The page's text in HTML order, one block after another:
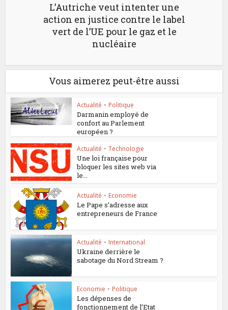
L’Autriche veut intenter une
action en justice contre le label
vert de l’UE pour le gaz et le
nucléaire
Vous aimerez peut-être aussi
Actualité • Politique
Darmanin employé de
confort au Parlement
européen ?
Actualité • Technologie
Une loi française pour
bloquer les sites web via
le...
Actualité • Economie
Le Pape s’adresse aux
entrepreneurs de France
Actualité • International
Ukraine derrière le
sabotage du Nord Stream ?
Economie • Politique
Les dépenses de
fonctionnement de l’Etat